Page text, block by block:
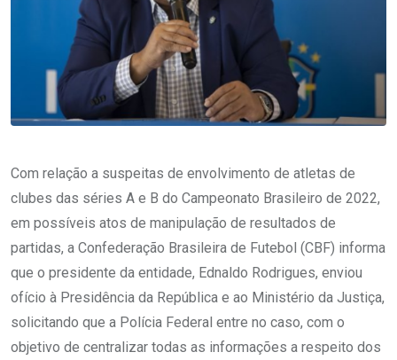
Com relação a suspeitas de envolvimento de atletas de
clubes das séries A e B do Campeonato Brasileiro de 2022,
em possíveis atos de manipulação de resultados de
partidas, a Confederação Brasileira de Futebol (CBF) informa
que o presidente da entidade, Ednaldo Rodrigues, enviou
ofício à Presidência da República e ao Ministério da Justiça,
solicitando que a Polícia Federal entre no caso, com o
objetivo de centralizar todas as informações a respeito dos